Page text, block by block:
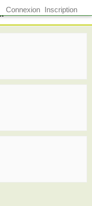
Connexion Inscription